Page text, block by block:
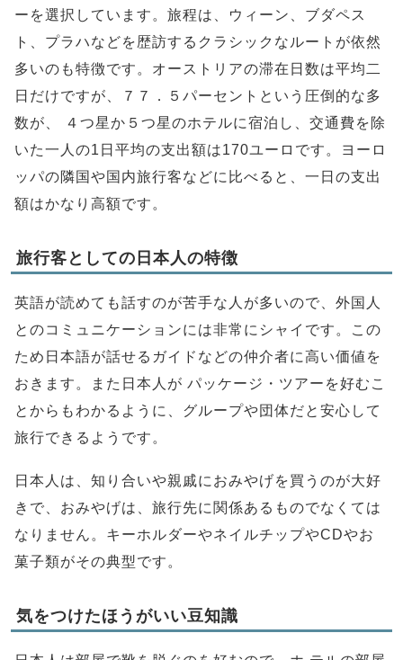
ーを選択しています。旅程は、ウィーン、ブダペス
ト、プラハなどを歴訪するクラシックなルートが依然
多いのも特徴です。オーストリアの滞在日数は平均二
日だけですが、７７．５パーセントという圧倒的な多
数が、 ４つ星か５つ星のホテルに宿泊し、交通費を除
いた一人の1日平均の支出額は170ユーロです。ヨーロ
ッパの隣国や国内旅行客などに比べると、一日の支出
額はかなり高額です。
旅行客としての日本人の特徴
英語が読めても話すのが苦手な人が多いので、外国人
とのコミュニケーションには非常にシャイです。この
ため日本語が話せるガイドなどの仲介者に高い価値を
おきます。また日本人が パッケージ・ツアーを好むこ
とからもわかるように、グループや団体だと安心して
旅行できるようです。
日本人は、知り合いや親戚におみやげを買うのが大好
きで、おみやげは、旅行先に関係あるものでなくては
なりません。キーホルダーやネイルチップやCDやお
菓子類がその典型です。
気をつけたほうがいい豆知識